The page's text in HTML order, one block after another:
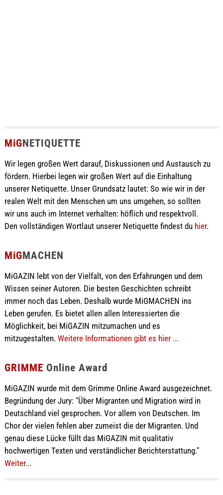
MiGNETIQUETTE
Wir legen großen Wert darauf, Diskussionen und Austausch zu
fördern. Hierbei legen wir großen Wert auf die Einhaltung
unserer Netiquette. Unser Grundsatz lautet: So wie wir in der
realen Welt mit den Menschen um uns umgehen, so sollten
wir uns auch im Internet verhalten: höflich und respektvoll.
Den vollständigen Wortlaut unserer Netiquette findest du hier.
MiGMACHEN
MiGAZIN lebt von der Vielfalt, von den Erfahrungen und dem
Wissen seiner Autoren. Die besten Geschichten schreibt
immer noch das Leben. Deshalb wurde MiGMACHEN ins
Leben gerufen. Es bietet allen allen Interessierten die
Möglichkeit, bei MiGAZIN mitzumachen und es
mitzugestalten. Weitere Informationen gibt es hier ...
GRIMME Online Award
MiGAZIN wurde mit dem Grimme Online Award ausgezeichnet.
Begründung der Jury: "Über Migranten und Migration wird in
Deutschland viel gesprochen. Vor allem von Deutschen. Im
Chor der vielen fehlen aber zumeist die der Migranten. Und
genau diese Lücke füllt das MiGAZIN mit qualitativ
hochwertigen Texten und verständlicher Berichterstattung."
Weiter...